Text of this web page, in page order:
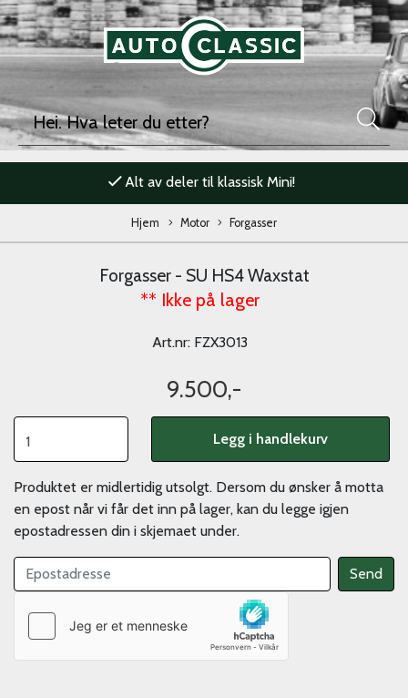
Alt av deler til klassisk Mini!
Hjem Motor Forgasser
Forgasser - SU HS4 Waxstat
** Ikke på lager
Art.nr: FZX3013
9.500,-
Legg i handlekurv
Produktet er midlertidig utsolgt. Dersom du ønsker å motta
en epost når vi får det inn på lager, kan du legge igjen
epostadressen din i skjemaet under.